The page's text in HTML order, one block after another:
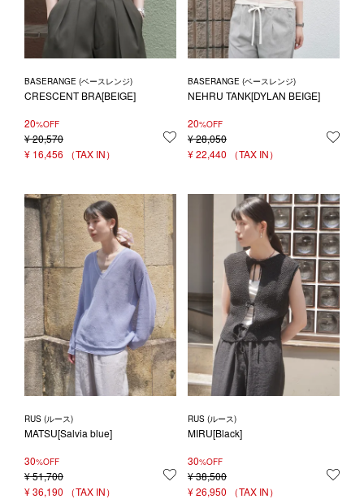
BASERANGE (ベースレンジ)
CRESCENT BRA[BEIGE]
20%OFF
¥20,570
¥ 16,456
お気に入りに登録する
BASERANGE (ベースレンジ)
NEHRU TANK[DYLAN BEIGE]
20%OFF
¥28,050
¥22,440
RUS (ルース)
MATSU[Salvia blue]
30%OFF
¥51,700
¥36,190
お気に入りに登録する
RUS (ルース)
MIRU[Black]
30%OFF
¥38,500
¥26,950